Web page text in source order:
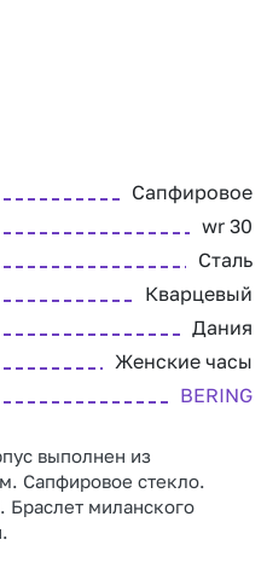
Сапфировое
wr 30
Сталь
Кварцевый
Дания
Женские часы
BERING
выполнен из
Сапфировое стекло.
Браслет миланского